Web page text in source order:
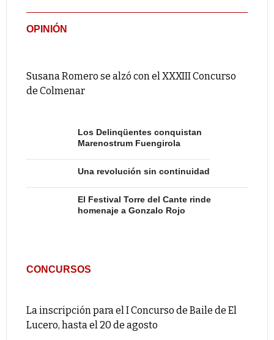
OPINIÓN
Susana Romero se alzó con el XXXIII Concurso
de Colmenar
Los Delinqüentes conquistan
Marenostrum Fuengirola
Una revolución sin continuidad
El Festival Torre del Cante rinde
homenaje a Gonzalo Rojo
CONCURSOS
La inscripción para el I Concurso de Baile de El
Lucero, hasta el 20 de agosto